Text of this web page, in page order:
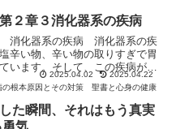
２章３消化器系の疾病
化器系の疾病 消化器系の疾
辛い物、辛い物の取りすぎで胃
います。そして、この疾病がな
」のものだと考えます...
2025.04.02
2025.04.22
の根本原因とその対策
聖書と心身の健康
た瞬間、それはもう真実
気